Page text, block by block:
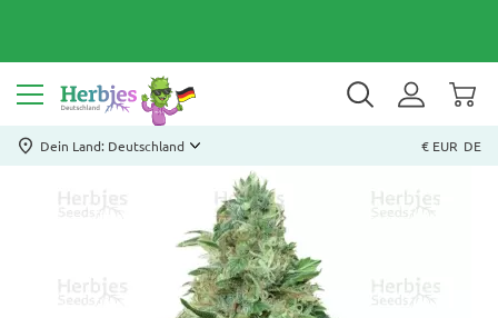
Dein Land: Deutschland € EUR DE